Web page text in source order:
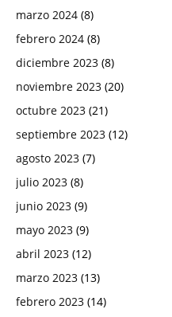
marzo 2024 (8)
febrero 2024 (8)
diciembre 2023 (8)
noviembre 2023 (20)
octubre 2023 (21)
septiembre 2023 (12)
agosto 2023 (7)
julio 2023 (8)
junio 2023 (9)
mayo 2023 (9)
abril 2023 (12)
marzo 2023 (13)
febrero 2023 (14)